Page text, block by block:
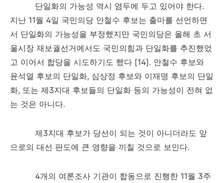
단일화의 가능성 역시 염두에 두고 있어야 한다.
지난 11월 4일 국민의당 안철수 후보는 출마를 선언하면
서 단일화의 가능성을 부정했지만 국민의당은 올해 초 서
울시장 재보궐선거에서도 국민의힘과 단일화를 추진했었
고 이어서 합당을 시도하기도 했다 [14]. 안철수 후보와
윤석열 후보의 단일화, 심상정 후보와 이재명 후보의 단일
화, 또는 제3지대 후보들의 단일화 등의 가능성이 전혀 없
는 것은 아니다.
제3지대 후보가 당선이 되는 것이 아니더라도 앞
으로의 대선 판도에 큰 영향을 끼칠 것으로 보인다.
4개의 여론조사 기관이 합동으로 진행한 11월 3주